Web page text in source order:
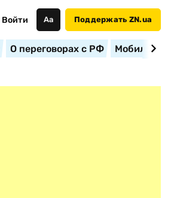
Войти Аа Поддержать ZN.ua
О переговорах с РФ